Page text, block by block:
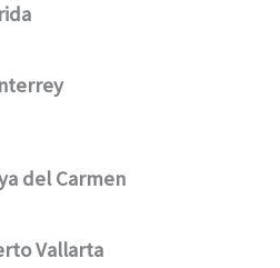
del Carmen
Vallarta